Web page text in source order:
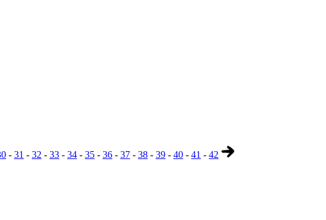
- 31 - 32 - 33 - 34 - 35 - 36 - 37 - 38 - 39 - 40 - 41 - 42